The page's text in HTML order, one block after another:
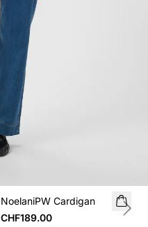
NoelaniPW Cardigan
CHF189.00